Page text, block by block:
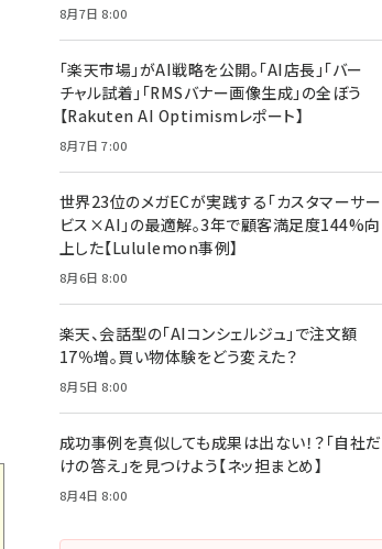
8月7日 8:00
「楽天市場」がAI戦略を公開。「AI店長」「バー
チャル試着」「RMSバナー画像生成」の全ぼう
【Rakuten AI Optimismレポート】
8月7日 7:00
世界23位のメガECが実践する「カスタマーサー
ビス×AI」の最適解。3年で顧客満足度144%向
上した【Lululemon事例】
8月6日 8:00
楽天、会話型の「AIコンシェルジュ」で注文額
17％増。買い物体験をどう変えた？
8月5日 8:00
成功事例を真似しても成果は出ない！？「自社だ
けの答え」を見つけよう【ネッ担まとめ】
8月4日 8:00